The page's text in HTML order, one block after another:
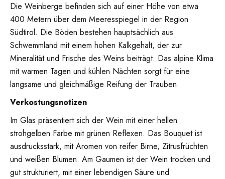
Die Weinberge befinden sich auf einer Höhe von etwa
400 Metern über dem Meeresspiegel in der Region
Südtirol. Die Böden bestehen hauptsächlich aus
Schwemmland mit einem hohen Kalkgehalt, der zur
Mineralität und Frische des Weins beiträgt. Das alpine Klima
mit warmen Tagen und kühlen Nächten sorgt für eine
langsame und gleichmäßige Reifung der Trauben.
Verkostungsnotizen
Im Glas präsentiert sich der Wein mit einer hellen
strohgelben Farbe mit grünen Reflexen. Das Bouquet ist
ausdrucksstark, mit Aromen von reifer Birne, Zitrusfrüchten
und weißen Blumen. Am Gaumen ist der Wein trocken und
gut strukturiert, mit einer lebendigen Säure und